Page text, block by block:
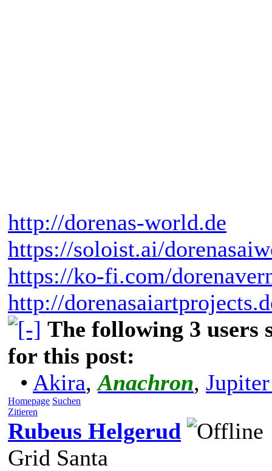
http://dorenas-world.de
https://soloist.ai/
https://ko-fi.com/
http://
The following 3 users
for this post:
• Akira,Anachron,
Homepage Suchen
Zitieren
Rubeus Helgerud
Grid Santa